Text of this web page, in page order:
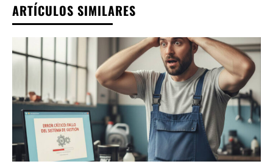
ARTÍCULOS SIMILARES